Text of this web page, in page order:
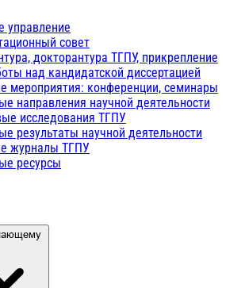
управление
совет
докторантура ТГПУ, прикрепление
над кандидатской диссертацией
мероприятия: конференции, семинары
направления научной деятельности
исследования ТГПУ
результаты научной деятельности
журналы ТГПУ
ресурсы